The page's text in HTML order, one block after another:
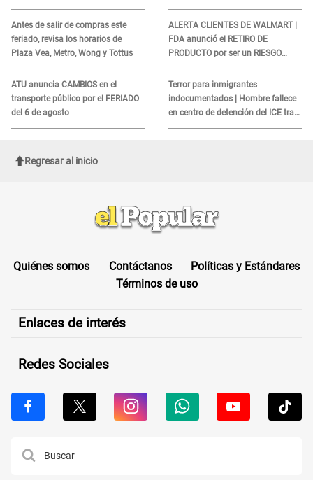
Antes de salir de compras este
feriado, revisa los horarios de
Plaza Vea, Metro, Wong y Tottus
ATU anuncia CAMBIOS en el
transporte público por el FERIADO
del 6 de agosto
ALERTA CLIENTES DE WALMART |
FDA anunció el RETIRO DE
PRODUCTO por ser un RIESGO
MORTAL para consumidores: ¿Cuál
es?
Terror para inmigrantes
indocumentados | Hombre fallece
en centro de detención del ICE tras
sufrir una "emergencia médica"
Regresar al inicio
Quiénes somos Contáctanos
Políticas y Estándares
Términos de uso
Enlaces de interés
Redes Sociales